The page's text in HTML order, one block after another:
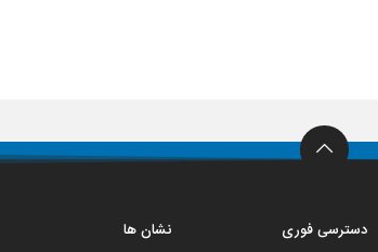
دسترسی فوری نشان ها